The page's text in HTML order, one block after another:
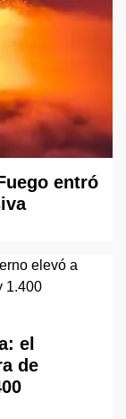
entró
el
de